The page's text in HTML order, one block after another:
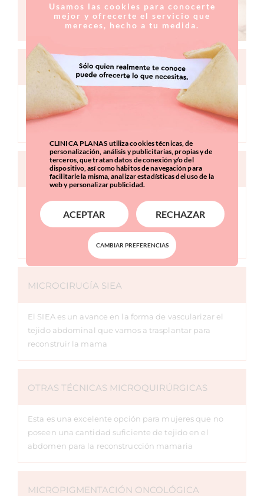
RECONSTRUCCIÓN CON IMPLANTES
El método expansor tisular consiste en la colocación
transitoria de un implante con capacidad para
dilatarse, para crear un espacio donde irá la prótesis.
MICROCIRUGÍA DIEP
DIEP es la técnica más novedosa de reconstrucción
mamaria. Emplea únicamente la piel y grasa del
abdomen sin destruir ningún músculo, consiguiendo
un pecho nuevo y natural.
MICROCIRUGÍA SIEA
El SIEA es un avance en la forma de vascularizar el
tejido abdominal que vamos a trasplantar para
reconstruir la mama
OTRAS TÉCNICAS MICROQUIRÚRGICAS
Esta es una excelente opción para mujeres que no
poseen una cantidad suficiente de tejido en el
abdomen para la reconstrucción mamaria
MICROPIGMENTACIÓN ONCOLÓGICA
Usamos las cookies para conocerte
mejor y ofrecerte el servicio que
mereces, hecho a tu medida.
CLINICA PLANAS utiliza cookies técnicas, de
personalización, análisis y publicitarias, propias y de
terceros, que tratan datos de conexión y/o del
dispositivo, así como hábitos de navegación para
facilitarle la misma, analizar estadísticas del uso de la
web y personalizar publicidad.
ACEPTAR RECHAZAR
CAMBIAR PREFERENCIAS